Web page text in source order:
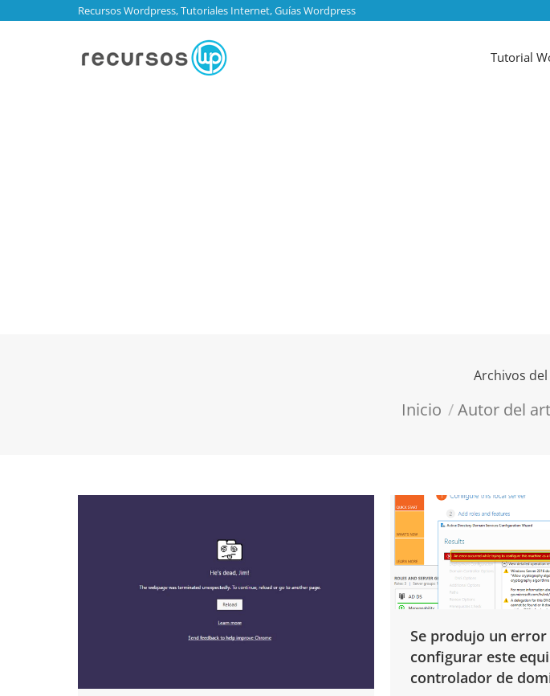
Recursos Wordpress, Tutoriales Internet, Guías Wordpress
Tutorial
Archivos
Estás aquí:
Inicio Autor del
Se produjo un
configurar este
controlador de
Tutorial